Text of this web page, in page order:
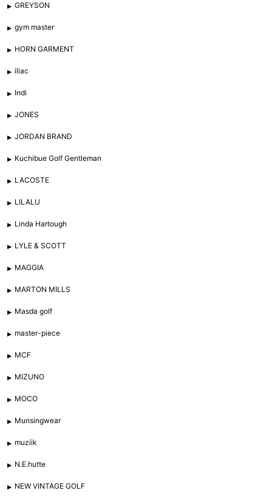
GREYSON
gym master
HORN GARMENT
iliac
Indi
JONES
JORDAN BRAND
Kuchibue Golf Gentleman
LACOSTE
LILALU
Linda Hartough
LYLE & SCOTT
MAGGIA
MARTON MILLS
Masda golf
master-piece
MCF
MIZUNO
MOCO
Munsingwear
muziik
N.E.hutte
NEW VINTAGE GOLF